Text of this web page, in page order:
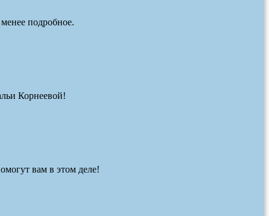
подробное.
Корнеевой!
вам в этом деле!